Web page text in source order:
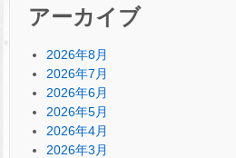
アーカイブ
2026年8月
2026年7月
2026年6月
2026年5月
2026年4月
2026年3月